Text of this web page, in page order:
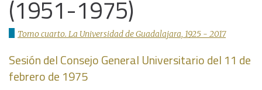
Documentos institucionales
(1951-1975)
Tomo cuarto. La Universidad de Guadalajara, 1925 - 2017
Sesión del Consejo General Universitario del 11 de
febrero de 1975